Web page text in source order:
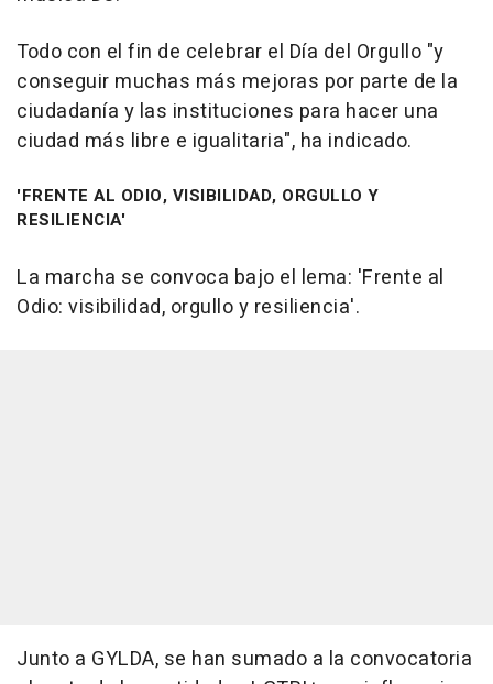
Todo con el fin de celebrar el Día del Orgullo "y
conseguir muchas más mejoras por parte de la
ciudadanía y las instituciones para hacer una
ciudad más libre e igualitaria", ha indicado.
'FRENTE AL ODIO, VISIBILIDAD, ORGULLO Y
RESILIENCIA'
La marcha se convoca bajo el lema: 'Frente al
Odio: visibilidad, orgullo y resiliencia'.
Junto a GYLDA, se han sumado a la convocatoria